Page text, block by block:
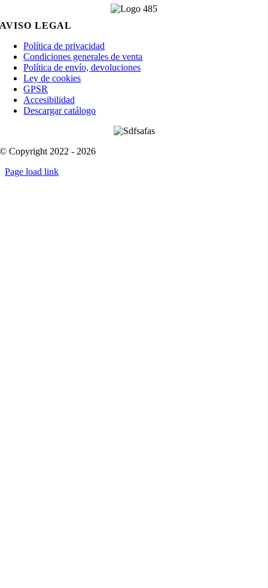
AVISO LEGAL
Política de privacidad
Condiciones generales de venta
Política de envío, devoluciones
Ley de cookies
GPSR
Accesibilidad
Descargar catálogo
© Copyright 2022 - 2026
Page load link